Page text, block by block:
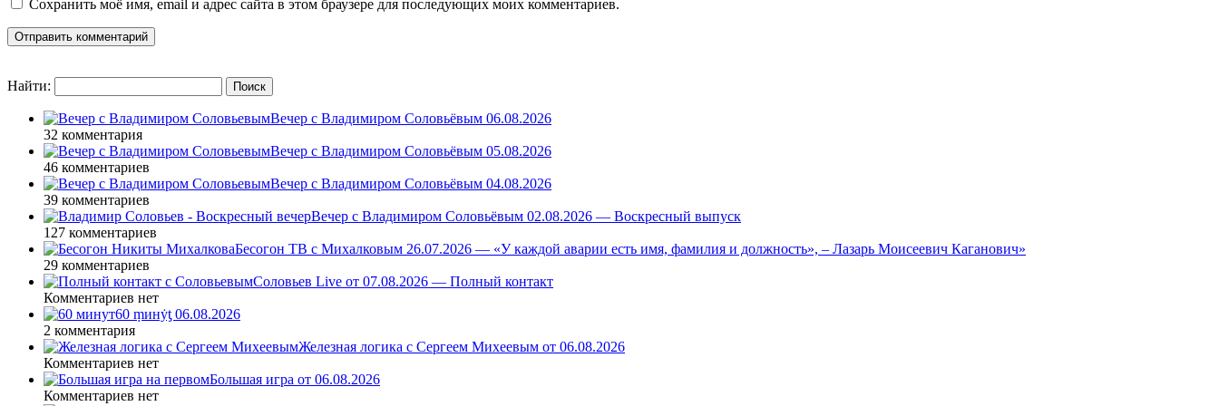
Сохранить моё имя, email и адрес сайта в этом браузере для последующих моих комментариев.
Найти:
Вечер с Владимиром Соловьёвым 06.08.2026
32 комментария
Вечер с Владимиром Соловьёвым 05.08.2026
46 комментариев
Вечер с Владимиром Соловьёвым 04.08.2026
39 комментариев
Вечер с Владимиром Соловьёвым 02.08.2026 — Воскресный выпуск
127 комментариев
Бесогон ТВ с Михалковым 26.07.2026 — «У каждой аварии есть имя, фамилия и должность», – Лазарь Моисеевич Каганович»
29 комментариев
Соловьев Live от 07.08.2026 — Полный контакт
Комментариев нет
60 ṃинẏƫ 06.08.2026
2 комментария
Железная логика с Сергеем Михеевым от 06.08.2026
Комментариев нет
Большая игра от 06.08.2026
Комментариев нет